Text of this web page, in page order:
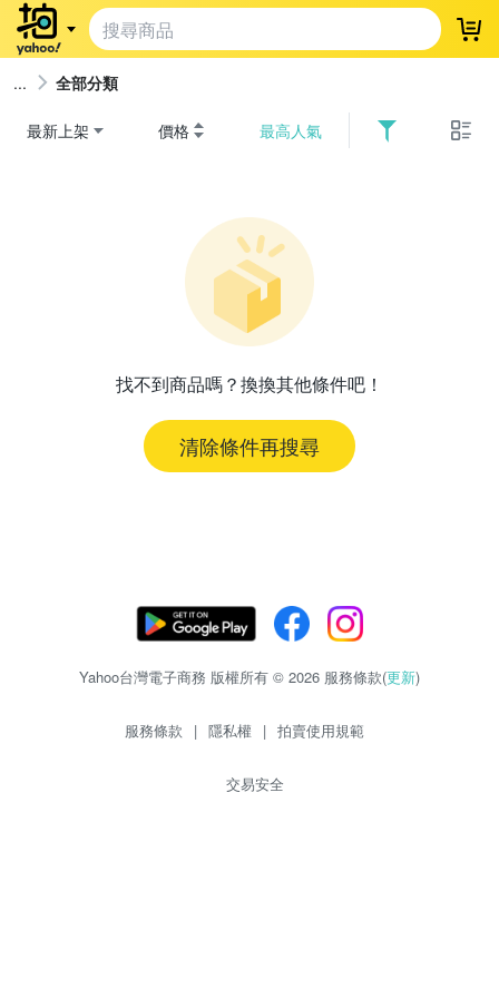
登
全部分類
最新上架 價格 最高人氣
找不到商品嗎？換換其他條件吧！
清除條件再搜尋
Yahoo台灣電子商務 版權所有 © 2026 服務條款(更新)
服務條款 | 隱私權 | 拍賣使用規範
交易安全